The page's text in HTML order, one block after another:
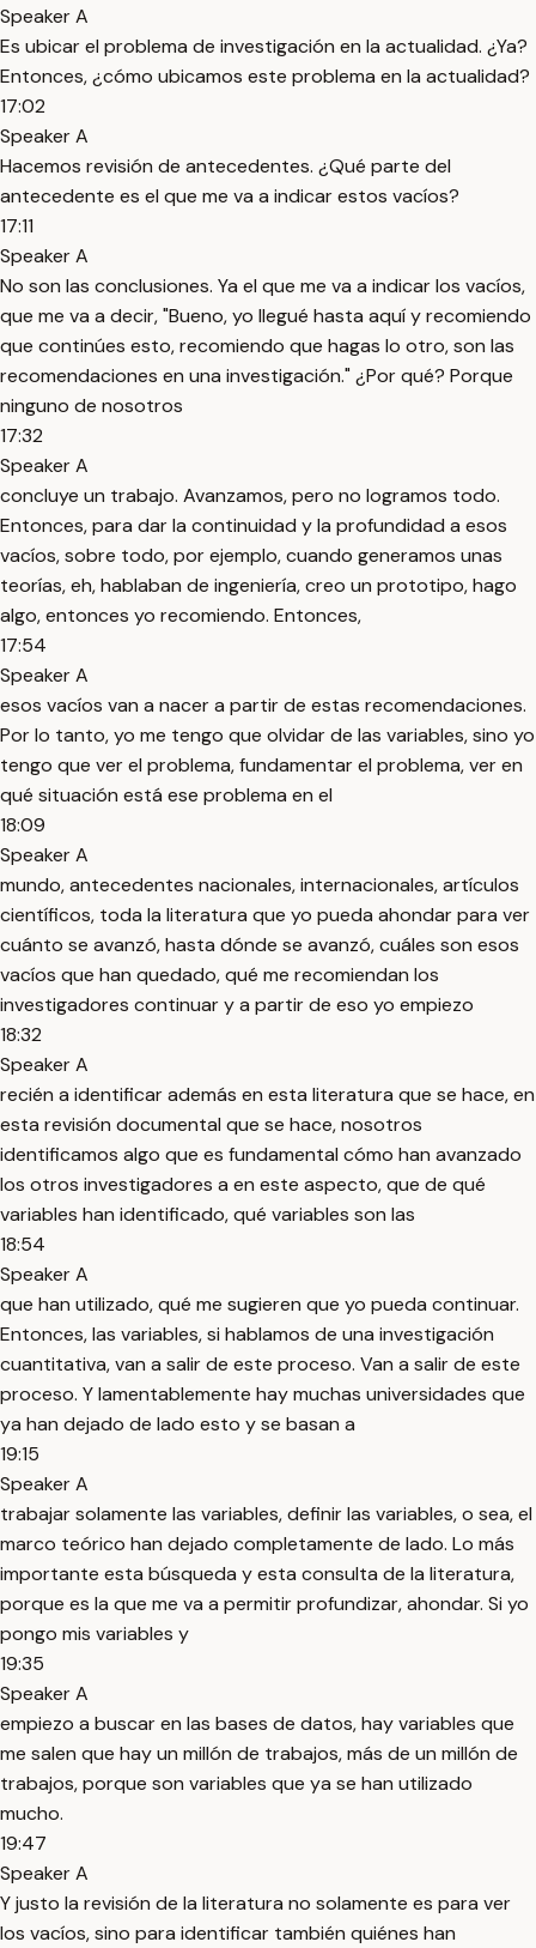
Speaker A
Es ubicar el problema de investigación en la actualidad. ¿Ya?
Entonces, ¿cómo ubicamos este problema en la actualidad?
17:02
Speaker A
Hacemos revisión de antecedentes. ¿Qué parte del
antecedente es el que me va a indicar estos vacíos?
17:11
Speaker A
No son las conclusiones. Ya el que me va a indicar los vacíos,
que me va a decir, "Bueno, yo llegué hasta aquí y recomiendo
que continúes esto, recomiendo que hagas lo otro, son las
recomendaciones en una investigación." ¿Por qué? Porque
ninguno de nosotros
17:32
Speaker A
concluye un trabajo. Avanzamos, pero no logramos todo.
Entonces, para dar la continuidad y la profundidad a esos
vacíos, sobre todo, por ejemplo, cuando generamos unas
teorías, eh, hablaban de ingeniería, creo un prototipo, hago
algo, entonces yo recomiendo. Entonces,
17:54
Speaker A
esos vacíos van a nacer a partir de estas recomendaciones.
Por lo tanto, yo me tengo que olvidar de las variables, sino yo
tengo que ver el problema, fundamentar el problema, ver en
qué situación está ese problema en el
18:09
Speaker A
mundo, antecedentes nacionales, internacionales, artículos
científicos, toda la literatura que yo pueda ahondar para ver
cuánto se avanzó, hasta dónde se avanzó, cuáles son esos
vacíos que han quedado, qué me recomiendan los
investigadores continuar y a partir de eso yo empiezo
18:32
Speaker A
recién a identificar además en esta literatura que se hace, en
esta revisión documental que se hace, nosotros
identificamos algo que es fundamental cómo han avanzado
los otros investigadores a en este aspecto, que de qué
variables han identificado, qué variables son las
18:54
Speaker A
que han utilizado, qué me sugieren que yo pueda continuar.
Entonces, las variables, si hablamos de una investigación
cuantitativa, van a salir de este proceso. Van a salir de este
proceso. Y lamentablemente hay muchas universidades que
ya han dejado de lado esto y se basan a
19:15
Speaker A
trabajar solamente las variables, definir las variables, o sea, el
marco teórico han dejado completamente de lado. Lo más
importante esta búsqueda y esta consulta de la literatura,
porque es la que me va a permitir profundizar, ahondar. Si yo
pongo mis variables y
19:35
Speaker A
empiezo a buscar en las bases de datos, hay variables que
me salen que hay un millón de trabajos, más de un millón de
trabajos, porque son variables que ya se han utilizado
mucho.
19:47
Speaker A
Y justo la revisión de la literatura no solamente es para ver
los vacíos, sino para identificar también quiénes han